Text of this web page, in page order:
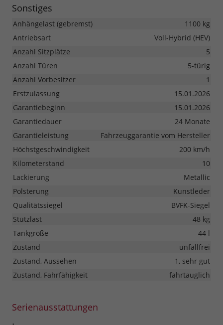
Sonstiges
Anhängelast (gebremst)
1100 kg
Antriebsart
Voll-Hybrid (HEV)
Anzahl Sitzplätze
5
Anzahl Türen
5-türig
Anzahl Vorbesitzer
1
Erstzulassung
15.01.2026
Garantiebeginn
15.01.2026
Garantiedauer
24 Monate
Garantieleistung
Fahrzeuggarantie vom Hersteller
Höchstgeschwindigkeit
200 km/h
Kilometerstand
10
Lackierung
Metallic
Polsterung
Kunstleder
Qualitätssiegel
BVFK-Siegel
Stützlast
48 kg
Tankgröße
44 l
Zustand
unfallfrei
Zustand, Aussehen
1, sehr gut
Zustand, Fahrfähigkeit
fahrtauglich
Serienausstattungen